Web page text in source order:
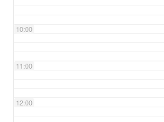
10:00
11:00
12:00